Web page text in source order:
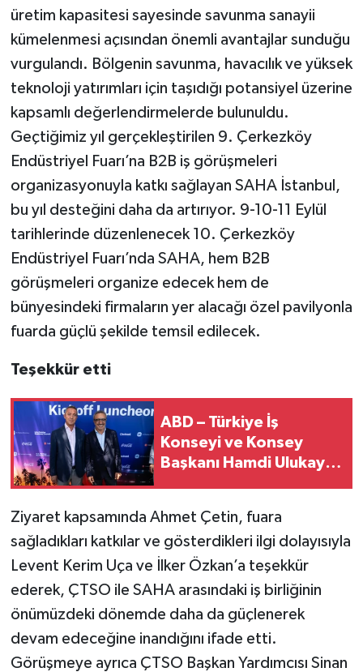
üretim kapasitesi sayesinde savunma sanayii
kümelenmesi açısından önemli avantajlar sunduğu
vurgulandı. Bölgenin savunma, havacılık ve yüksek
teknoloji yatırımları için taşıdığı potansiyel üzerine
kapsamlı değerlendirmelerde bulunuldu.
Geçtiğimiz yıl gerçekleştirilen 9. Çerkezköy
Endüstriyel Fuarı’na B2B iş görüşmeleri
organizasyonuyla katkı sağlayan SAHA İstanbul,
bu yıl desteğini daha da artırıyor. 9-10-11 Eylül
tarihlerinde düzenlenecek 10. Çerkezköy
Endüstriyel Fuarı’nda SAHA, hem B2B
görüşmeleri organize edecek hem de
bünyesindeki firmaların yer alacağı özel pavilyonla
fuarda güçlü şekilde temsil edilecek.
Teşekkür etti
ABD – Türkiye İş
Konseyi ve Konsey
Başkanı Hamdi Ulukaya
Rüzgârı
Ziyaret kapsamında Ahmet Çetin, fuara
sağladıkları katkılar ve gösterdikleri ilgi dolayısıyla
Levent Kerim Uça ve İlker Özkan’a teşekkür
ederek, ÇTSO ile SAHA arasındaki iş birliğinin
önümüzdeki dönemde daha da güçlenerek
devam edeceğine inandığını ifade etti.
Görüşmeye ayrıca ÇTSO Başkan Yardımcısı Sinan